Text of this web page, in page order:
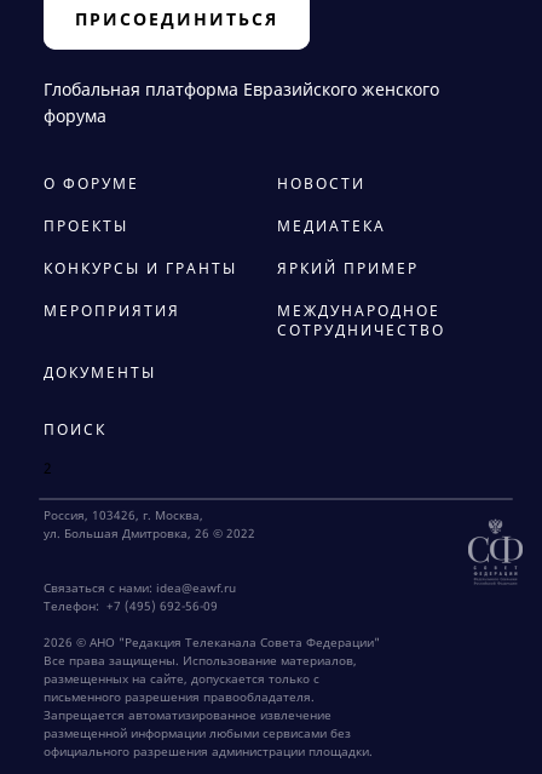
ПРИСОЕДИНИТЬСЯ
Глобальная платформа Евразийского женского
форума
О ФОРУМЕ НОВОСТИ
ПРОЕКТЫ МЕДИАТЕКА
КОНКУРСЫ И ГРАНТЫ ЯРКИЙ ПРИМЕР
МЕРОПРИЯТИЯ
МЕЖДУНАРОДНОЕ
СОТРУДНИЧЕСТВО
ДОКУМЕНТЫ
ПОИСК
2
2026 © АНО "Редакция Телеканала Совета Федерации"
Все права защищены. Использование материалов,
размещенных на сайте, допускается только с
письменного разрешения правообладателя.
Запрещается автоматизированное извлечение
размещенной информации любыми сервисами без
официального разрешения администрации площадки.
Россия, 103426, г. Москва,
ул. Большая Дмитровка, 26 © 2022
Связаться с нами: idea@eawf.ru
Телефон: +7 (495) 692-56-09